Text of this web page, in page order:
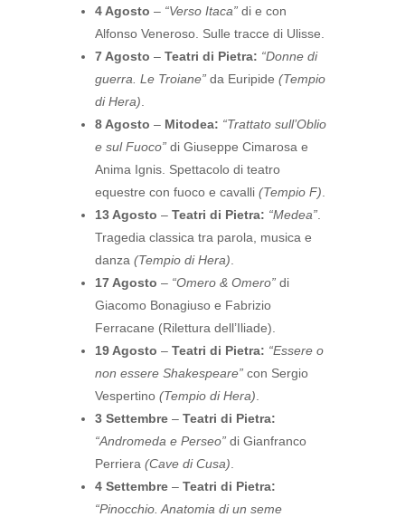
4 Agosto – “Verso Itaca” di e con
Alfonso Veneroso. Sulle tracce di Ulisse.
7 Agosto – Teatri di Pietra: “Donne di
guerra. Le Troiane” da Euripide (Tempio
di Hera)
8 Agosto – Mitodea: “Trattato sull’Oblio
e sul Fuoco” di Giuseppe Cimarosa e
Anima Ignis. Spettacolo di teatro
equestre con fuoco e cavalli (Tempio F)
13 Agosto – Teatri di Pietra: “Medea”
Tragedia classica tra parola, musica e
danza (Tempio di Hera)
17 Agosto – “Omero & Omero” di
Giacomo Bonagiuso e Fabrizio
Ferracane (Rilettura dell’Iliade).
19 Agosto – Teatri di Pietra: “Essere o
non essere Shakespeare” con Sergio
Vespertino (Tempio di Hera)
3 Settembre – Teatri di Pietra:
“Andromeda e Perseo” di Gianfranco
Perriera (Cave di Cusa)
4 Settembre – Teatri di Pietra:
“Pinocchio. Anatomia di un seme